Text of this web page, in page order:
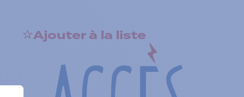
Ajouter à la liste